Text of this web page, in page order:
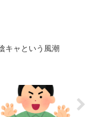
キャという風潮